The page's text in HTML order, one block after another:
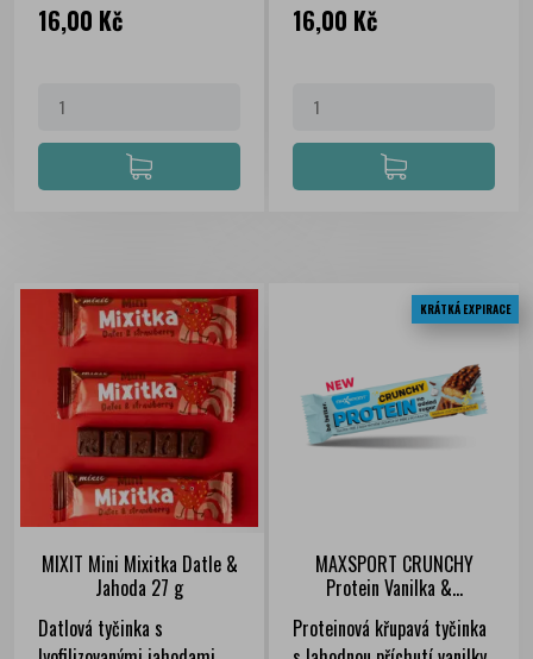
Cena
16,00 Kč Cena
16,00 Kč
MIXIT Mini Mixitka Datle &
Jahoda 27 g
Datlová tyčinka s
MAXSPORT CRUNCHY
Protein Vanilka &...
Proteinová křupavá tyčinka
KRÁTKÁ EXPIRACE